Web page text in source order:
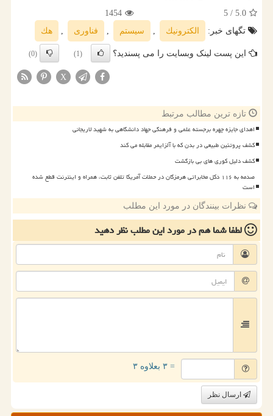
5.0
/ 5
1454
تگهای خبر:
الكترونیك , سیستم , فناوری , هك
این پست لینک وبسایت را می پسندید؟ (1)
(0)
X
تازه ترین مطالب مرتبط
اهدای جایزه چهره برجسته علمی و فرهنگی جهاد دانشگاهی به شهید لاریجانی
کشف پروتئین طبیعی در بدن که با آلزایمر مقابله می کند
کشف دلیل کوری های بی بازگشت
صدمه به ۱۱۶ دکل مخابراتی هرمزگان در حملات آمریکا تلفن ثابت، همراه و اینترنت قطع شده
است
نظرات بینندگان در مورد این مطلب
لطفا شما همدر مورد این مطلبنظر دهید
= ۳ بعلاوه ۳
ارسال نظر